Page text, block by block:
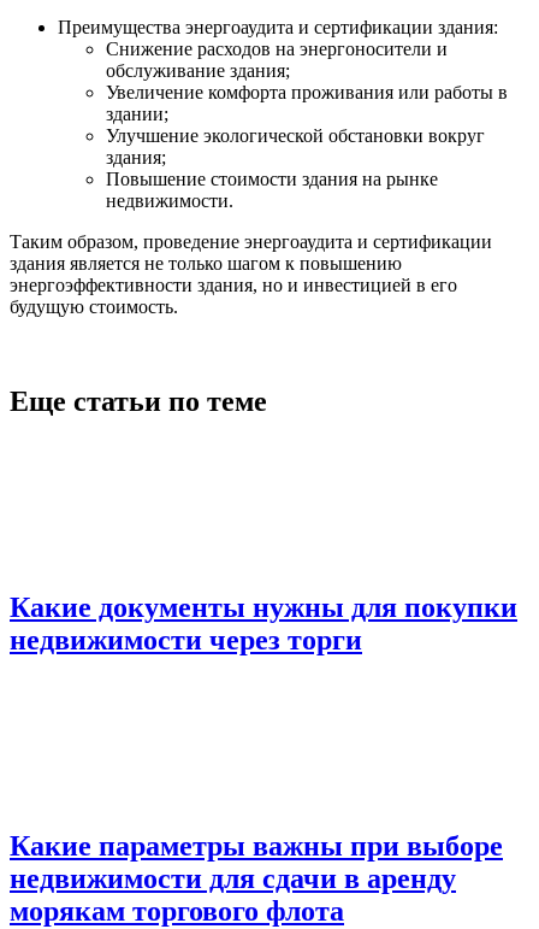
Преимущества энергоаудита и сертификации здания:
Снижение расходов на энергоносители и
обслуживание здания;
Увеличение комфорта проживания или работы в
здании;
Улучшение экологической обстановки вокруг
здания;
Повышение стоимости здания на рынке
недвижимости.
Таким образом, проведение энергоаудита и сертификации
здания является не только шагом к повышению
энергоэффективности здания, но и инвестицией в его
будущую стоимость.
Еще статьи по теме
Какие документы нужны для покупки
недвижимости через торги
Какие параметры важны при выборе
недвижимости для сдачи в аренду
морякам торгового флота